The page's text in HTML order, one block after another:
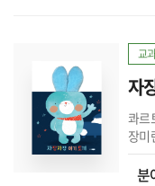
교
자
콰르
장미
분